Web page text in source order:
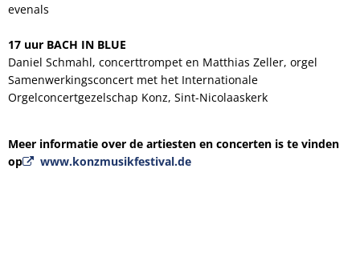
evenals
17 uur BACH IN BLUE
Daniel Schmahl, concerttrompet en Matthias Zeller, orgel
Samenwerkingsconcert met het Internationale
Orgelconcertgezelschap Konz, Sint-Nicolaaskerk
Meer informatie over de artiesten en concerten is te vinden
op
www.konzmusikfestival.de